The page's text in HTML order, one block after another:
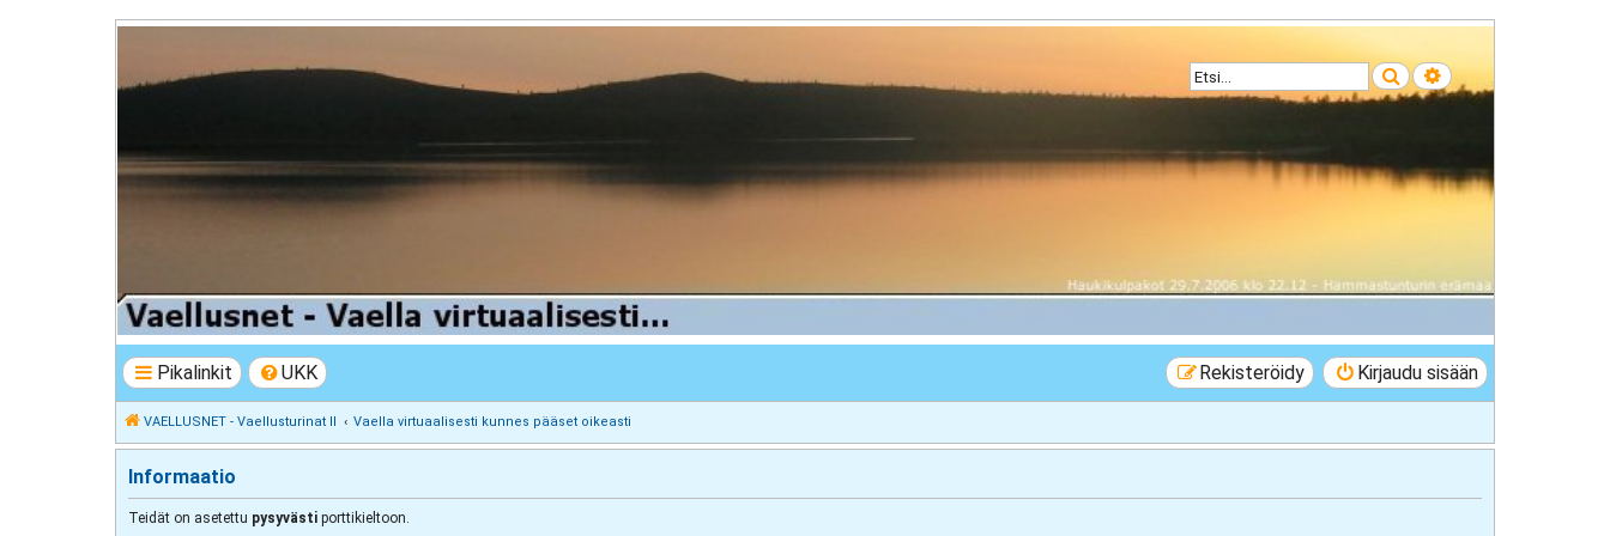
Etsi Tarkennettu haku
VAELLUSNET - Vaellusturinat II
Keskustelua vaeltamisesta ja Lapista
Pikalinkit UKK Kirjaudu sisään
Rekisteröidy
VAELLUSNET - Vaellusturinat II Vaella virtuaalisesti kunnes pääset oikeasti
Informaatio
Teidät on asetettu pysyvästi porttikieltoon.